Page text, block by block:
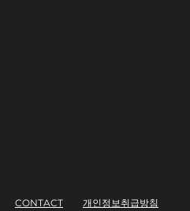
CONTACT ​개인정보취급방침